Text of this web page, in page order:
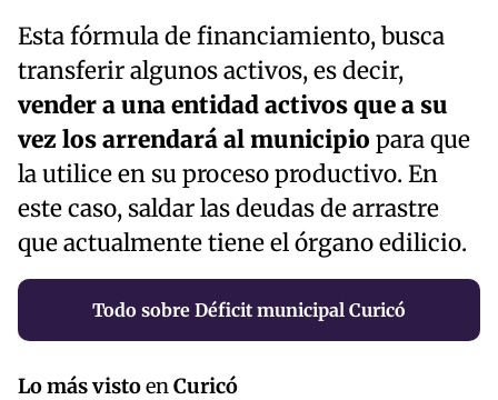
Esta fórmula de financiamiento, busca
transferir algunos activos, es decir,
vender a una entidad activos que a su
vez los arrendará al municipio para que
la utilice en su proceso productivo. En
este caso, saldar las deudas de arrastre
que actualmente tiene el órgano edilicio.
Todo sobre Déficit municipal Curicó
Lo más vistoenCuricó